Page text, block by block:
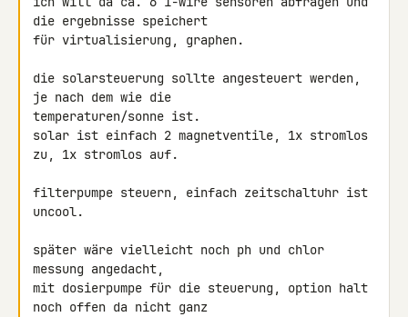
die ergebnisse speichert
für virtualisierung, graphen.
die solarsteuerung sollte angesteuert werden,
je nach dem wie die
temperaturen/sonne ist.
solar ist einfach 2 magnetventile, 1x stromlos
zu, 1x stromlos auf.
filterpumpe steuern, einfach zeitschaltuhr ist
uncool.
später wäre vielleicht noch ph und chlor
messung angedacht,
mit dosierpumpe für die steuerung, option halt
noch offen da nicht ganz